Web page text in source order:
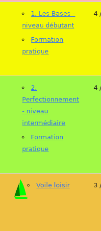
1. Les Bases -
niveau débutant
Formation
pratique
4
2.
Perfectionnement
- niveau
intermédiaire
Formation
pratique
4
Voile loisir 3